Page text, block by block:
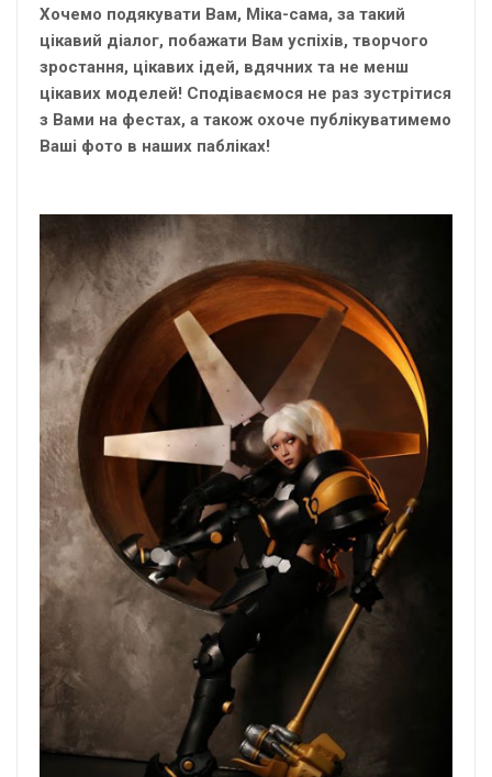
Хочемо подякувати Вам, Міка-сама, за такий
цікавий діалог, побажати Вам успіхів, творчого
зростання, цікавих ідей, вдячних та не менш
цікавих моделей! Сподіваємося не раз зустрітися
з Вами на фестах, а також охоче публікуватимемо
Ваші фото в наших пабліках!